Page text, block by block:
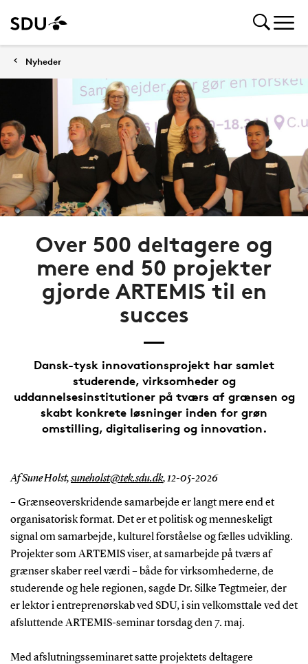
Nyheder
Over 500 deltagere og
mere end 50 projekter
gjorde ARTEMIS til en
succes
Dansk-tysk innovationsprojekt har samlet
studerende, virksomheder og
uddannelsesinstitutioner på tværs af grænsen og
skabt konkrete løsninger inden for grøn
omstilling, digitalisering og innovation.
Af Sune Holst,suneholst@tek.sdu.dk,12-05-2026
– Grænseoverskridende samarbejde er langt mere end et
organisatorisk format. Det er et politisk og menneskeligt
signal om samarbejde, kulturel forståelse og fælles udvikling.
Projekter som ARTEMIS viser, at samarbejde på tværs af
grænser skaber reel værdi – både for virksomhederne, de
studerende og hele regionen, sagde Dr. Silke Tegtmeier, der
er lektor i entreprenørskab ved SDU, i sin velkomsttale ved det
afsluttende ARTEMIS-seminar torsdag den 7. maj.
Med afslutningsseminaret satte projektets deltagere